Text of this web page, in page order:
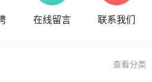
在线留言 联系我们
查看分类